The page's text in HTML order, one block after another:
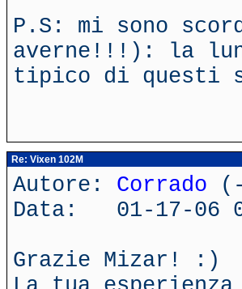
P.S: mi sono
averne!!!): la
tipico di questi
Re: Vixen 102M
Autore: Corrado
Data: 01-17-06
Grazie Mizar! :)